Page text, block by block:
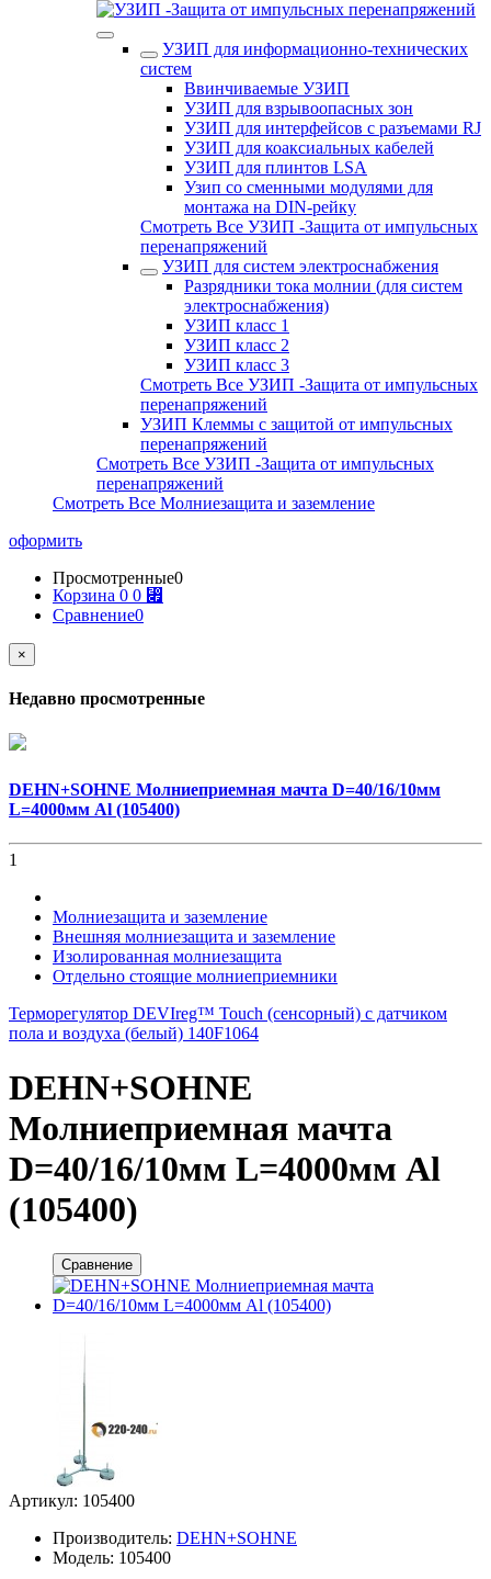
УЗИП для информационно-технических
систем
Ввинчиваемые УЗИП
УЗИП для взрывоопасных зон
УЗИП для интерфейсов с разъемами RJ
УЗИП для коаксиальных кабелей
УЗИП для плинтов LSA
Узип со сменными модулями для
монтажа на DIN-рейку
Смотреть Все УЗИП -Защита от импульсных
перенапряжений
УЗИП для систем электроснабжения
Разрядники тока молнии (для систем
электроснабжения)
УЗИП класс 1
УЗИП класс 2
УЗИП класс 3
Смотреть Все УЗИП -Защита от импульсных
перенапряжений
УЗИП Клеммы с защитой от импульсных
перенапряжений
Смотреть Все УЗИП -Защита от импульсных
перенапряжений
Смотреть Все Молниезащита и заземление
оформить
Просмотренные0
Корзина 0 0 ⃏
Сравнение0
×
Недавно просмотренные
DEHN+SOHNE Молниеприемная мачта D=40/16/10мм
L=4000мм Al (105400)
1
Молниезащита и заземление
Внешняя молниезащита и заземление
Изолированная молниезащита
Отдельно стоящие молниеприемники
Терморегулятор DEVIreg™ Touch (сенсорный) с датчиком
пола и воздуха (белый) 140F1064
DEHN+SOHNE
Молниеприемная мачта
D=40/16/10мм L=4000мм Al
(105400)
Сравнение
Артикул: 105400
Производитель: DEHN+SOHNE
Модель: 105400